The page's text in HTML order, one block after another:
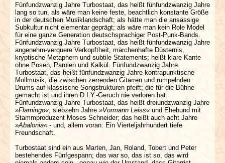
Fünfundzwanzig Jahre Turbostaat, das heißt fünfundzwanzig Jahre
lang so tun, als wäre man keine feste, beachtlich konstante Größe
in der deutschen Musiklandschaft; als hätte man die ansässige
Subkultur nicht elementar geprägt; als wäre man kein Role Model
für eine ganze Generation deutschsprachiger Post-Punk-Bands.
Fünfundzwanzig Jahre Turbostaat, das heißt fünfundzwanzig Jahre
angenehm-verquere Verkopftheit, märchenhafte Düsternis,
kryptische Metaphern und subtile Statements; heißt klare Kante
ohne Posen, Parolen und Kalkül. Fünfundzwanzig Jahre
Turbostaat, das heißt fünfundzwanzig Jahre kontrapunktische
Mollmusik, die zwischen zerrenden Gitarren und rumpelnden
Drums auf klassische Songstrukturen pfeift; die für die Bühne
gemacht ist und ihren D.I.Y.-Geruch nie verloren hat.
Fünfundzwanzig Jahre Turbostaat, das heißt dreiundzwanzig Jahre
»Flamingo« , siebzehn Jahre »Vormann Leiss« und Ehebund mit
Stammproduzent Moses Schneider; das heißt auch acht Jahre
»Abalonia« - und, allem voran: Ein Vierteljahrhundert tiefe
Freundschaft.
Turbostaat sind ein aus Marten, Jan, Roland, Tobert und Peter
bestehendes Fünfgespann; das war so, das ist so, das wird